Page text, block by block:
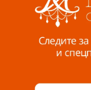
Пенза, ул.
Миасс, ул.
8 922 500 30 39